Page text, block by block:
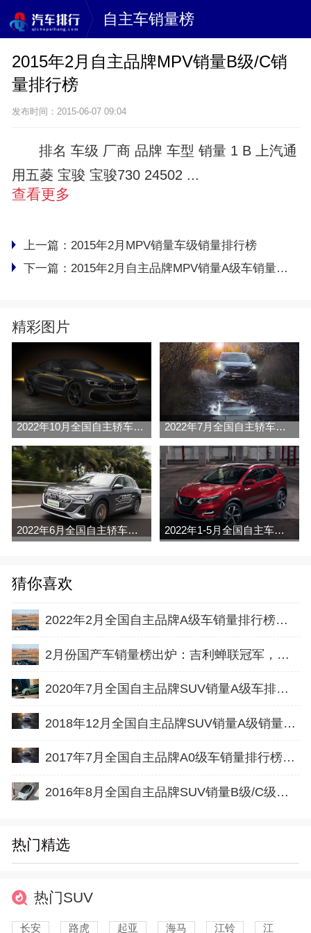
自主车销量榜
2015年2月自主品牌MPV销量B级/C销
量排行榜
发布时间：2015-06-07 09:04
排名 车级 厂商 品牌 车型 销量 1 B 上汽通
用五菱 宝骏 宝骏730 24502 ...
查看更多
上一篇： 2015年2月MPV销量车级销量排行榜
下一篇： 2015年2月自主品牌MPV销量A级车销量排行榜
精彩图片
2022年10月全国自主轿车销量排行榜（零售 2022年7月全国自主轿车销量排行榜完整版
2022年6月全国自主轿车销量排行榜完整版 2022年1-5月全国自主车销量排行榜
猜你喜欢
2022年2月全国自主品牌A级车销量排行榜完整版
2月份国产车销量榜出炉：吉利蝉联冠军，比亚迪奇瑞很一般
2020年7月全国自主品牌SUV销量A级车排行榜完整版
2018年12月全国自主品牌SUV销量A级销量排行榜完整版
2017年7月全国自主品牌A0级车销量排行榜完整版
2016年8月全国自主品牌SUV销量B级/C级车销量排行榜完整版
热门精选
热门SUV
长安 路虎 起亚 海马 江铃 江